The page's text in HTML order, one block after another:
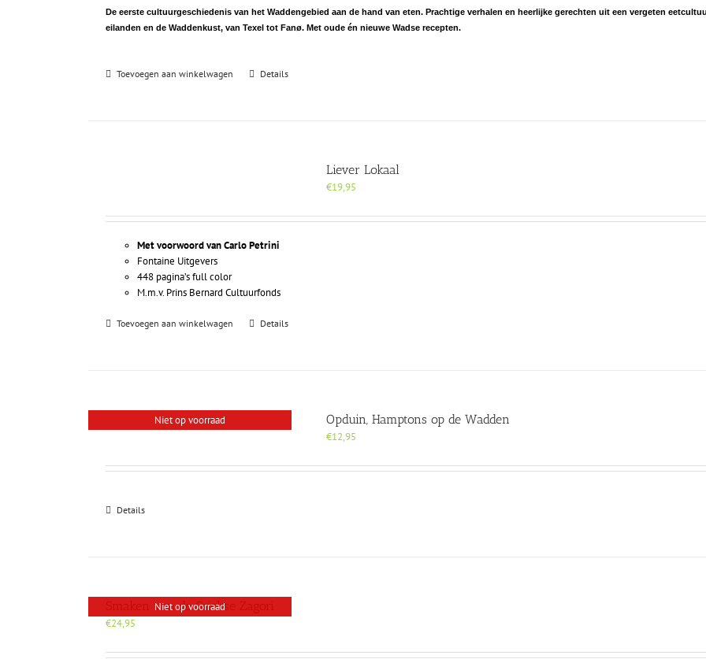
De eerste cultuurgeschiedenis van het Waddengebied aan de hand van eten. Prachtige verhalen en heerlijke gerechten uit een vergeten
eilanden en de Waddenkust, van Texel tot Fanø. Met oude én nieuwe Wadse recepten.
Toevoegen aan winkelwagen Details
Liever Lokaal
€19,95
Met voorwoord van Carlo Petrini
Fontaine Uitgevers
448 pagina’s full color
M.m.v. Prins Bernard Cultuurfonds
Toevoegen aan winkelwagen Details
Niet op voorraad Opduin, Hamptons op de Wadden
€12,95
Details
Niet op voorraad
Smaken van de Griekse Zagori
€24,95